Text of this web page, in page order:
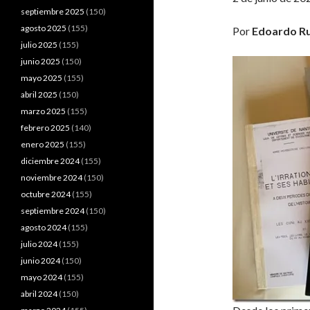
Por Edoardo
septiembre 2025 (150)
agosto 2025 (155)
julio 2025 (155)
junio 2025 (150)
mayo 2025 (155)
abril 2025 (150)
marzo 2025 (155)
febrero 2025 (140)
enero 2025 (155)
diciembre 2024(155)
noviembre 2024(150)
octubre 2024(155)
septiembre 2024(150)
agosto 2024(155)
julio 2024(155)
junio 2024(150)
mayo 2024(155)
abril 2024(150)